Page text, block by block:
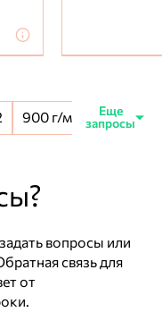
900 г/м2 650+100
вопросы или
связь для
от